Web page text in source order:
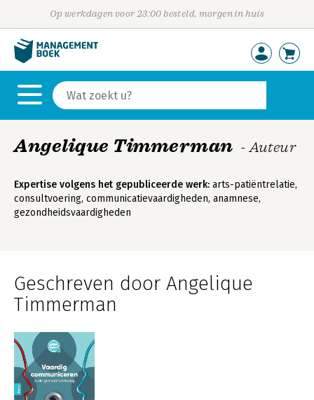
Op werkdagen voor 23:00 besteld, morgen in huis
Angelique Timmerman - Auteur
Expertise volgens het gepubliceerde werk: arts-patiëntrelatie,
consultvoering, communicatievaardigheden, anamnese,
gezondheidsvaardigheden
Geschreven door Angelique
Timmerman